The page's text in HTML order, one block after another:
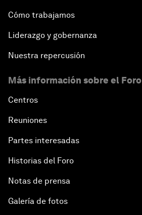
Cómo trabajamos
Liderazgo y gobernanza
Nuestra repercusión
Más información sobre el Foro
Centros
Reuniones
Partes interesadas
Historias del Foro
Notas de prensa
Galería de fotos